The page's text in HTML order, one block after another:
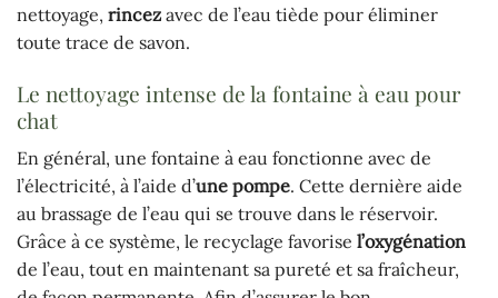
nettoyage, rincez avec de l’eau tiède pour éliminer
toute trace de savon.
Le nettoyage intense de la fontaine à eau pour
chat
En général, une fontaine à eau fonctionne avec de
l’électricité, à l’aide d’une pompe. Cette dernière aide
au brassage de l’eau qui se trouve dans le réservoir.
Grâce à ce système, le recyclage favorise l’oxygénation
de l’eau, tout en maintenant sa pureté et sa fraîcheur,